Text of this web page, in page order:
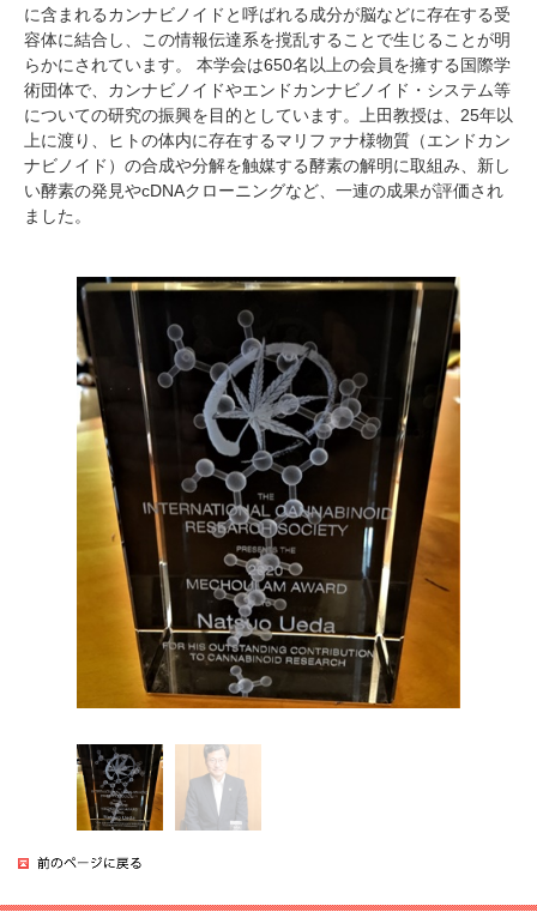
に含まれるカンナビノイドと呼ばれる成分が脳などに存在する受
容体に結合し、この情報伝達系を撹乱することで生じることが明
らかにされています。 本学会は650名以上の会員を擁する国際学
術団体で、カンナビノイドやエンドカンナビノイド・システム等
についての研究の振興を目的としています。上田教授は、25年以
上に渡り、ヒトの体内に存在するマリファナ様物質（エンドカン
ナビノイド）の合成や分解を触媒する酵素の解明に取組み、新し
い酵素の発見やcDNAクローニングなど、一連の成果が評価され
ました。